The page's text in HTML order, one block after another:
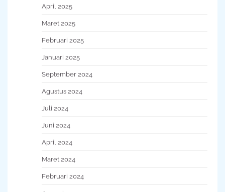
April 2025
Maret 2025
Februari 2025
Januari 2025
September 2024
Agustus 2024
Juli 2024
Juni 2024
April 2024
Maret 2024
Februari 2024